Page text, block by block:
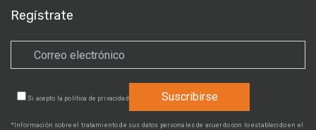
Regístrate
Si acepto la política de privacidad
*Información sobre el tratamiento de sus datos personales de acuerdo con lo establecido en el